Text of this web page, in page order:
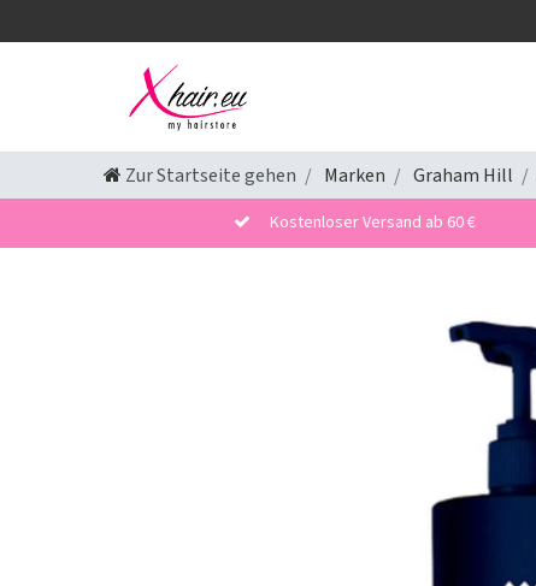
Zur Startseite gehen Marken Graham Hill
Kostenloser Versand ab 60 €